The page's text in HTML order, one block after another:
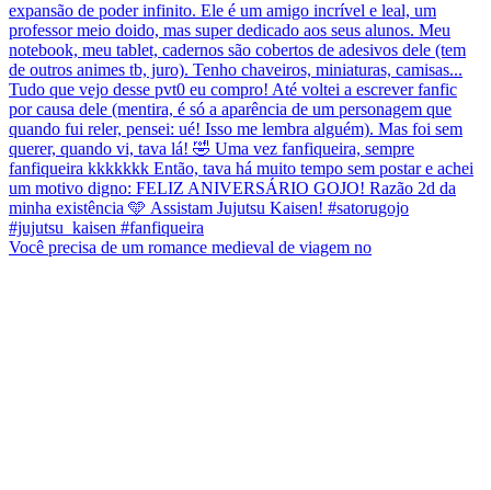
Você precisa de um romance medieval de viagem no